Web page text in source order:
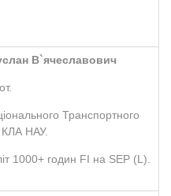
В`ячеславович
Транспортного
КЛА НАУ.
1000+ годин FI на SEP (L).